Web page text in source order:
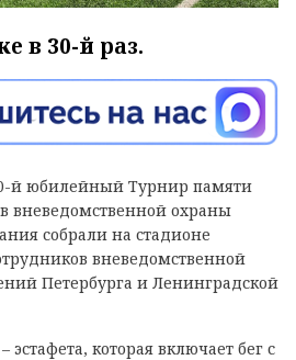
в 30-й раз.
й юбилейный Турнир памяти
вневедомственной охраны
собрали на стадионе
вневедомственной
Петербурга и Ленинградской
которая включает бег с